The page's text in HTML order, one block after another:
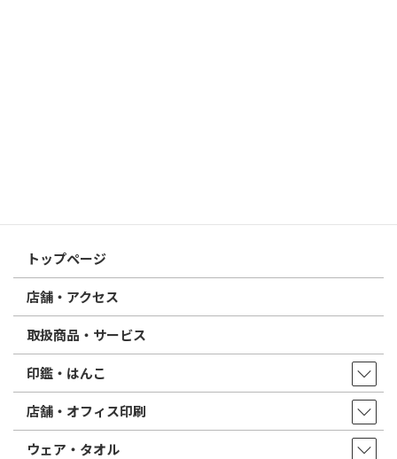
トップページ
店舗・アクセス
取扱商品・サービス
印鑑・はんこ
店舗・オフィス印刷
ウェア・タオル